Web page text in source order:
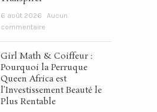
6 août 2026
Aucun
commentaire
Girl Math & Coiffeur :
Pourquoi la Perruque
Queen Africa est
l’Investissement Beauté le
Plus Rentable